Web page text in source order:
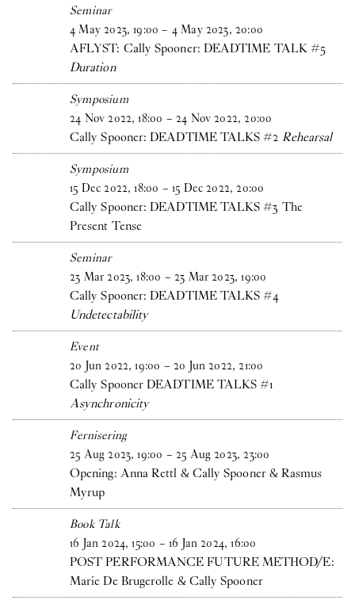
Seminar
4 May 2023,19:00 – 4 May 2023, 20:00
AFLYST: Cally Spooner: DEADTIME TALK #5
Duration
Symposium
24 Nov 2022,18:00 – 24 Nov 2022,20:00
Cally Spooner: DEADTIME TALKS #2 Rehearsal
Symposium
15 Dec 2022,18:00 – 15 Dec 2022,20:00
Cally Spooner: DEADTIME TALKS #3 The
Present Tense
Seminar
23 Mar 2023,18:00 – 23 Mar 2023,19:00
Cally Spooner: DEADTIME TALKS #4
Undetectability
Event
20 Jun 2022,19:00 – 20 Jun 2022,21:00
Cally Spooner DEADTIME TALKS #1
Asynchronicity
Fernisering
25 Aug 2023,19:00 – 25 Aug 2023,23:00
Opening: Anna Rettl & Cally Spooner & Rasmus
Myrup
Book Talk
16 Jan 2024,15:00 – 16 Jan 2024,16:00
POST PERFORMANCE FUTURE METHOD/E:
Marie De Brugerolle & Cally Spooner